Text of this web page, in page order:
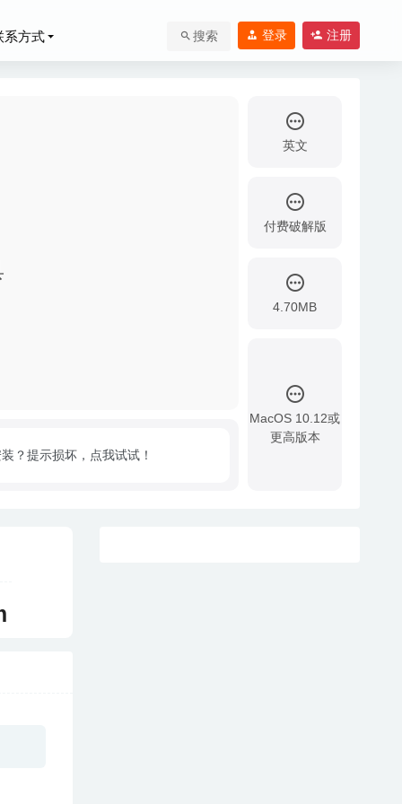
系方式 搜索 登录 注册
英文
付费破解版
4.70MB
MacOS 10.12或
更高版本
？提示损坏，点我试试！
件